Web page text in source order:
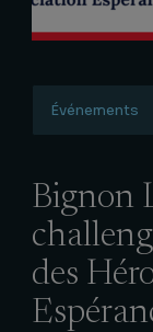
Événements
Bignon
des